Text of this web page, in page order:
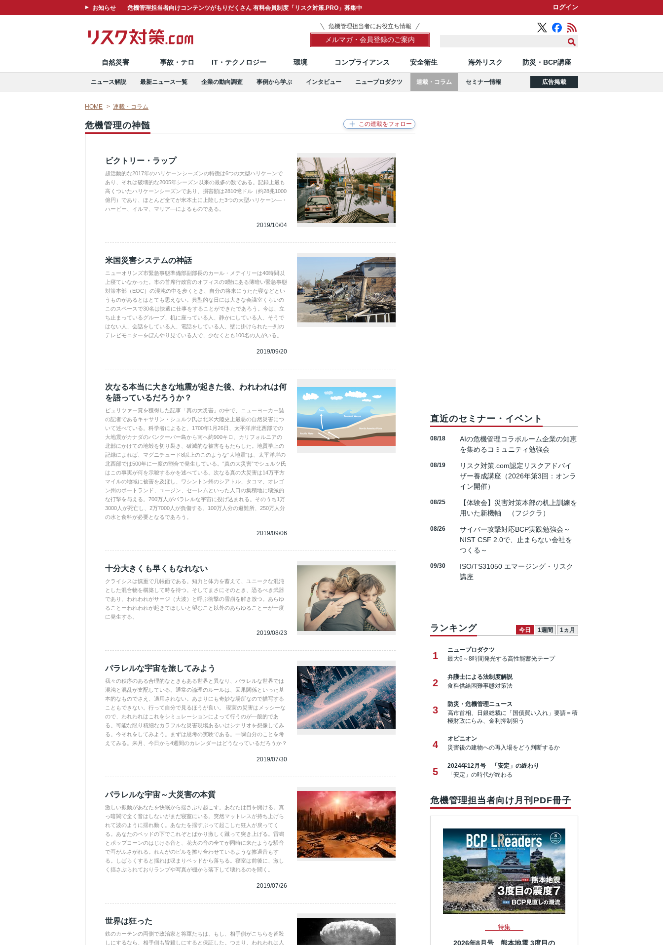
お知らせ 危機管理担当者向けコンテンツがもりだくさん 有料会員制度「リスク対策.PRO」募集中 ログイン
危機管理担当者にお役立ち情報
メルマガ・会員登録のご案内
自然災害 事故・テロ IT・テクノロジー 環境 コンプライアンス 安全衛生 海外リスク 防災・BCP講座
ニュース解説 最新ニュース一覧 企業の動向調査 事例から学ぶ インタビュー ニュープロダクツ 連載・コラム セミナー情報 広告掲載
HOME 連載・コラム
危機管理の神髄
ビクトリー・ラップ
超活動的な2017年のハリケーンシーズンの特徴は6つの大型ハリケーンで
あり、それは破壊的な2005年シーズン以来の最多の数である。記録上最も
高くついたハリケーンシーズンであり、損害額は2810憶ドル（約28兆1000
億円）であり、ほとんど全てが米本土に上陸した3つの大型ハリケーン―・
ハービー、イルマ、マリア―によるものである。
2019/10/04
米国災害システムの神話
ニューオリンズ市緊急事態準備部副部長のカール・メテイリーは40時間以
上寝ていなかった。市の首席行政官のオフィスの9階にある薄暗い緊急事態
対策本部（EOC）の混沌の中を歩くとき、自分の将来にうたた寝などとい
うものがあるとはとても思えない。典型的な日には大きな会議室くらいの
このスペースで30名は快適に仕事をすることができたであろう。今は、立
ち止まっているグループ、机に座っている人、静かにしている人、そうで
はない人、会話をしている人、電話をしている人、壁に掛けられた一列の
テレビモニターをぼんやり見ている人で、少なくとも100名の人がいる。
2019/09/20
次なる本当に大きな地震が起きた後、われわれは何
を語っているだろうか？
ピュリツァー賞を獲得した記事「真の大災害」の中で、ニューヨーカー誌
の記者であるキャサリン・シュルツ氏は北米大陸史上最悪の自然災害につ
いて述べている。科学者によると、1700年1月26日、太平洋岸北西部での
大地震がカナダのバンクーバー島から南へ約900キロ、カリフォルニアの
北部にかけての地殻を切り裂き、破滅的な被害をもたらした。地質学上の
記録によれば、マグニチュード8以上のこのような“大地震”は、太平洋岸の
北西部では500年に一度の割合で発生している。“真の大災害”でシュルツ氏
はこの事実が何を示唆するかを述べている。次なる真の大災害は14万平方
マイルの地域に被害を及ぼし、ワシントン州のシアトル、タコマ、オレゴ
ン州のポートランド、ユージン、セーレムといった人口の集積地に壊滅的
な打撃を与える。700万人がパラレルな宇宙に投げ込まれる。そのうち1万
3000人が死亡し、2万7000人が負傷する。100万人分の避難所、250万人分
の水と食料が必要となるであろう。
2019/09/06
十分大きくも早くもなれない
クライシスは慎重で几帳面である。知力と体力を蓄えて、ユニークな混沌
とした混合物を構築して時を待つ。そしてまさにそのとき、恐るべき武器
であり、われわれがサージ（大波）と呼ぶ衝撃の雪崩を解き放つ。あらゆ
ることーわれわれが起きてほしいと望むこと以外のあらゆることーが一度
に発生する。
2019/08/23
パラレルな宇宙を旅してみよう
我々の秩序のある合理的なときもある世界と異なり、パラレルな世界では
混沌と混乱が支配している。通常の論理のルールは、因果関係といった基
本的なものでさえ、適用されない。あまりにも奇妙な場所なので描写する
こともできない。行って自分で見るほうが良い。 現実の災害はメッシーな
ので、われわれはこれをシミュレーションによって行うのが一般的であ
る。可能な限り精細なカラフルな災害現場あるいはシナリオを想像してみ
る。今それをしてみよう。まずは思考の実験である。一瞬自分のことを考
えてみる。来月、今日から4週間のカレンダーはどうなっているだろうか？
2019/07/30
パラレルな宇宙～大災害の本質
激しい振動があなたを快眠から揺さぶり起こす。あなたは目を開ける。真
っ暗闇で全く音はしないがまだ寝室にいる。突然マットレスが持ち上げら
れて波のように揺れ動く。あなたを揺すぶって起こした狂人が戻ってく
る。あなたのベッドの下でこれぞとばかり激しく蹴って突き上げる。雷鳴
とポップコーンのはじける音と、花火の音の全てが同時に来たような騒音
で耳がふさがれる。れんがのビルを擦り合わせているような擦過音もす
る。しばらくすると揺れは収まりベッドから落ちる。寝室は前後に、激し
く揺さぶられておりランプや写真が棚から落下して壊れるのを聞く。
2019/07/26
世界は狂った
鉄のカーテンの両側で政治家と将軍たちは、もし、相手側がこちらを皆殺
しにするなら、相手側も皆殺しにすると保証した。つまり、われわれは人
直近のセミナー・イベント
08/18
AIの危機管理コラボルーム企業の知恵
を集めるコミュニティ勉強会
08/19
リスク対策.com認定リスクアドバイ
ザー養成講座（2026年第3回：オンラ
イン開催）
08/25
【体験会】災害対策本部の机上訓練を
用いた新機軸 （フジクラ）
08/26
サイバー攻撃対応BCP実践勉強会～
NIST CSF 2.0で、止まらない会社を
つくる～
09/30
ISO/TS31050 エマージング・リスク
講座
ランキング 今日 1週間 1ヵ月
1
ニュープロダクツ
最大6～8時間発光する高性能蓄光テープ
2
弁護士による法制度解説
食料供給困難事態対策法
3
防災・危機管理ニュース
高市首相、日銀総裁に「国債買い入れ」要請＝積
極財政にらみ、金利抑制狙う
4
オピニオン
災害後の建物への再入場をどう判断するか
5
2024年12月号 「安定」の終わり
「安定」の時代が終わる
危機管理担当者向け月刊PDF冊子
特集
2026年8月号 熊本地震 3度目の